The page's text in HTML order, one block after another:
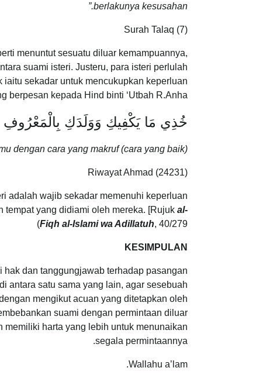
berlakunya kesusahan.”
Surah Talaq (7)
menuntut sesuatu diluar kemampuannya,
suami isteri. Justeru, para isteri perlulah
sekadar untuk mencukupkan keperluan
berpesan kepada Hind binti ‘Utbah R.Anha:
خُذِي مَا يَكْفِيكِ وَوَلَدَكِ بِالْمَعْرُوفِ
dengan cara yang makruf (cara yang baik).”
Riwayat Ahmad (24231)
adalah wajib sekadar memenuhi keperluan
tempat yang didiami oleh mereka. [Rujuk al-
Fiqh al-Islami wa Adillatuh, 40/279)
KESIMPULAN
dan tanggungjawab terhadap pasangan
antara satu sama yang lain, agar sesebuah
mengikut acuan yang ditetapkan oleh
suami dengan permintaan diluar
harta yang lebih untuk menunaikan
segala permintaannya.
Wallahu a’lam.